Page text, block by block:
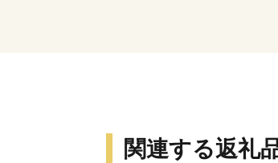
関連する返礼